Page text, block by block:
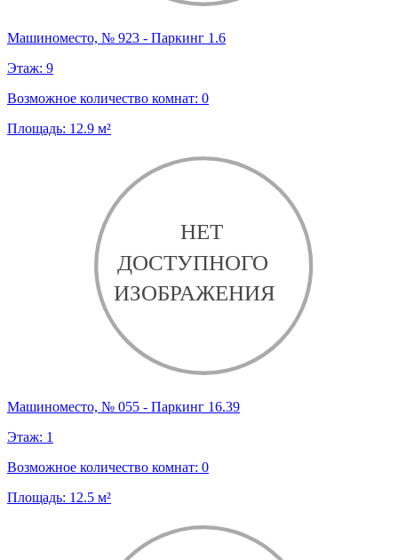
Машиноместо, № 923 - Паркинг 1.6
Этаж: 9
Возможное количество комнат: 0
Площадь: 12.9 м²
Машиноместо, № 055 - Паркинг 16.39
Этаж: 1
Возможное количество комнат: 0
Площадь: 12.5 м²